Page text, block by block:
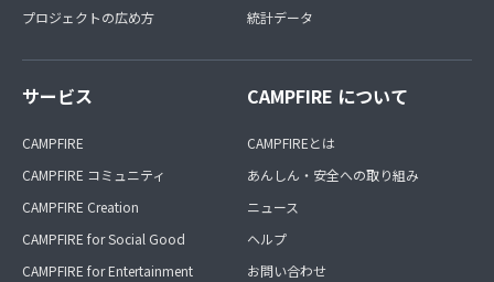
プロジェクトの広め方
統計データ
サービス
CAMPFIRE
CAMPFIRE コミュニティ
CAMPFIRE Creation
CAMPFIRE for Social Good
CAMPFIRE for Entertainment
CAMPFIRE について
CAMPFIREとは
あんしん・安全への取り組み
ニュース
ヘルプ
お問い合わせ